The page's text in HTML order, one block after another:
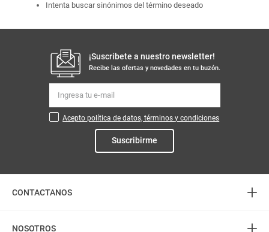
Intenta buscar sinónimos del término deseado
¡Suscribete a nuestro newsletter!
Recibe las ofertas y novedades en tu buzón.
Acepto política de datos, términos y condiciones
Suscribirme
CONTACTANOS +
Atención telefónica
NOSOTROS